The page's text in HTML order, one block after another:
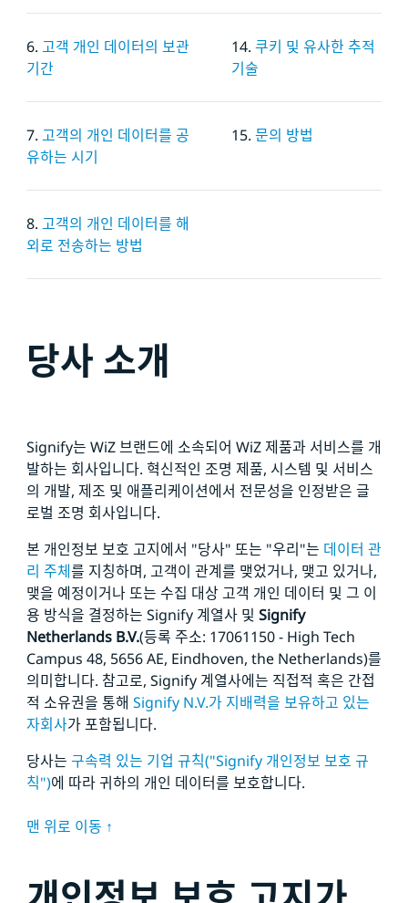
6. 고객 개인 데이터의 보관
기간
14. 쿠키 및 유사한 추적
기술
7. 고객의 개인 데이터를 공
유하는 시기
15. 문의 방법
8. 고객의 개인 데이터를 해
외로 전송하는 방법
당사 소개
Signify는 WiZ 브랜드에 소속되어 WiZ 제품과 서비스를 개
발하는 회사입니다. 혁신적인 조명 제품, 시스템 및 서비스
의 개발, 제조 및 애플리케이션에서 전문성을 인정받은 글
로벌 조명 회사입니다.
본 개인정보 보호 고지에서 "당사" 또는 "우리"는 데이터 관
리 주체를 지칭하며, 고객이 관계를 맺었거나, 맺고 있거나,
맺을 예정이거나 또는 수집 대상 고객 개인 데이터 및 그 이
용 방식을 결정하는 Signify 계열사 및 Signify
Netherlands B.V.(등록 주소: 17061150 - High Tech
Campus 48, 5656AE, Eindhoven, the Netherlands)를
의미합니다. 참고로, Signify 계열사에는 직접적 혹은 간접
적 소유권을 통해 Signify N.V.가 지배력을 보유하고 있는
자회사가 포함됩니다.
당사는 구속력 있는 기업 규칙("Signify 개인정보 보호 규
칙")에 따라 귀하의 개인 데이터를 보호합니다.
맨 위로 이동 ↑